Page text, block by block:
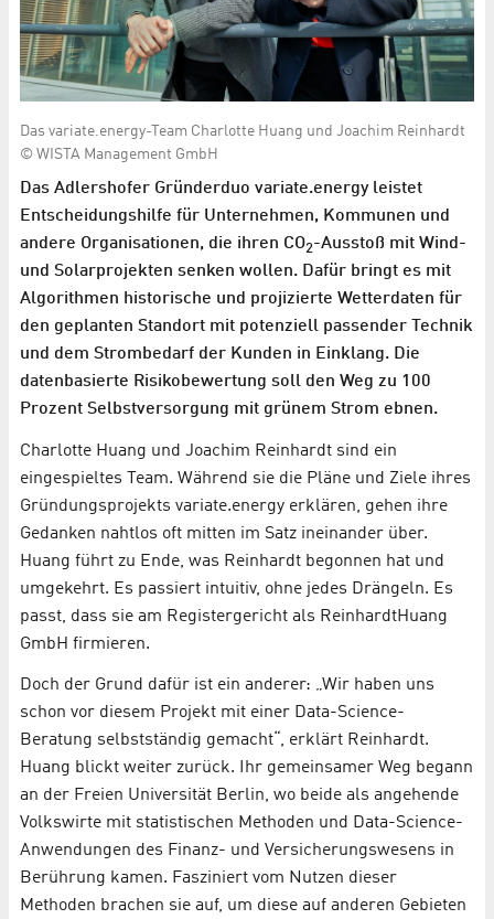
Das variate.energy-Team Charlotte Huang und Joachim Reinhardt
© WISTA Management GmbH
Das Adlershofer Gründerduo variate.energy leistet
Entscheidungshilfe für Unternehmen, Kommunen und
andere Organisationen, die ihren CO2-Ausstoß mit Wind-
und Solarprojekten senken wollen. Dafür bringt es mit
Algorithmen historische und projizierte Wetterdaten für
den geplanten Standort mit potenziell passender Technik
und dem Strombedarf der Kunden in Einklang. Die
datenbasierte Risikobewertung soll den Weg zu 100
Prozent Selbstversorgung mit grünem Strom ebnen.
Charlotte Huang und Joachim Reinhardt sind ein
eingespieltes Team. Während sie die Pläne und Ziele ihres
Gründungsprojekts variate.energy erklären, gehen ihre
Gedanken nahtlos oft mitten im Satz ineinander über.
Huang führt zu Ende, was Reinhardt begonnen hat und
umgekehrt. Es passiert intuitiv, ohne jedes Drängeln. Es
passt, dass sie am Registergericht als ReinhardtHuang
GmbH firmieren.
Doch der Grund dafür ist ein anderer: „Wir haben uns
schon vor diesem Projekt mit einer Data-Science-
Beratung selbstständig gemacht“, erklärt Reinhardt.
Huang blickt weiter zurück. Ihr gemeinsamer Weg begann
an der Freien Universität Berlin, wo beide als angehende
Volkswirte mit statistischen Methoden und Data-Science-
Anwendungen des Finanz- und Versicherungswesens in
Berührung kamen. Fasziniert vom Nutzen dieser
Methoden brachen sie auf, um diese auf anderen Gebieten